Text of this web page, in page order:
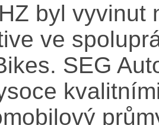
byl vyvinut
ve
SEG